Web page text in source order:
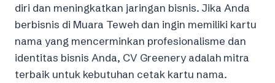
diri dan meningkatkan jaringan bisnis. Jika Anda
berbisnis di Muara Teweh dan ingin memiliki kartu
nama yang mencerminkan profesionalisme dan
identitas bisnis Anda, CV Greenery adalah mitra
terbaik untuk kebutuhan cetak kartu nama.